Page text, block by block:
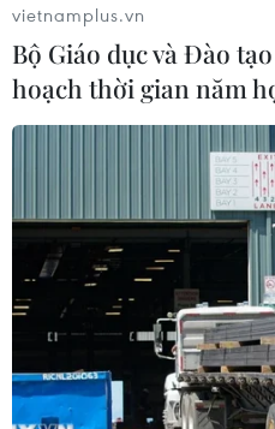
Phát triển du lịch
hóa” từ tư duy đến
12/04/2024 07:48
Để du lịch phát triển và
hướng chuyển đổi Xanh
và cấp thiết trong thời gian
yếu của du lịch thế giới.
vietnamplus.vn
Bộ Giáo dục và Đào
hoạch thời gian năm